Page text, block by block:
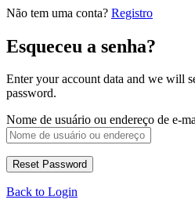
Não tem uma conta? Registro
Esqueceu a senha?
Enter your account data and we will
password.
Nome de usuário ou endereço de e-
Back to Login